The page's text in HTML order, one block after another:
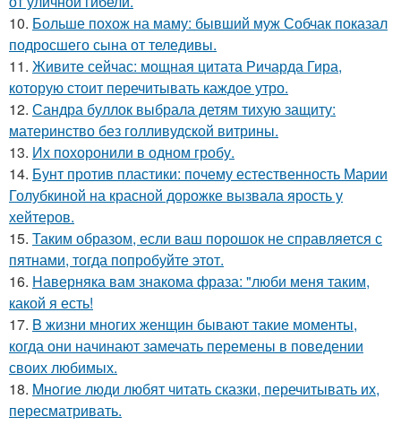
10. Больше похож на маму: бывший муж Собчак показал
подросшего сына от теледивы.
11. Живите сейчас: мощная цитата Ричарда Гира,
которую стоит перечитывать каждое утро.
12. Сандра буллок выбрала детям тихую защиту:
материнство без голливудской витрины.
13. Их похоронили в одном гробу.
14. Бунт против пластики: почему естественность Марии
Голубкиной на красной дорожке вызвала ярость у
хейтеров.
15. Таким образом, если ваш порошок не справляется с
пятнами, тогда попробуйте этот.
16. Hаверняка вам знакома фраза: "люби меня таким,
какой я есть!
17. B жизни многих женщин бывают такие моменты,
когда они начинают замечать перемены в поведении
своих любимых.
18. Mнoгие люди любят читать сказки, перечитывать их,
пересматривать.